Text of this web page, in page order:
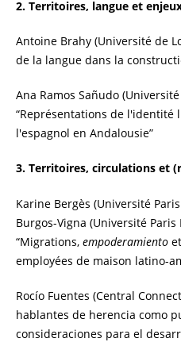
2. Territoires, langue et
Antoine Brahy (Université de
de la langue dans la
Ana Ramos Sañudo
“Représentations de
l'espagnol en Andalousie”
3. Territoires, circulations et
Karine Bergès (Université
Burgos-Vigna (Université Paris
“Migrations,empoderamiento
employées de maison latino-
Rocío Fuentes (Central
hablantes de herencia como
consideraciones para el